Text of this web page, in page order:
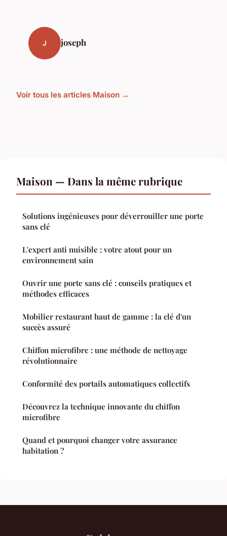
J joseph
Voir tous les articles Maison →
Maison — Dans la même rubrique
Solutions ingénieuses pour déverrouiller une porte
sans clé
L'expert anti nuisible : votre atout pour un
environnement sain
Ouvrir une porte sans clé : conseils pratiques et
méthodes efficaces
Mobilier restaurant haut de gamme : la clé d'un
succès assuré
Chiffon microfibre : une méthode de nettoyage
révolutionnaire
Conformité des portails automatiques collectifs
Découvrez la technique innovante du chiffon
microfibre
Quand et pourquoi changer votre assurance
habitation ?